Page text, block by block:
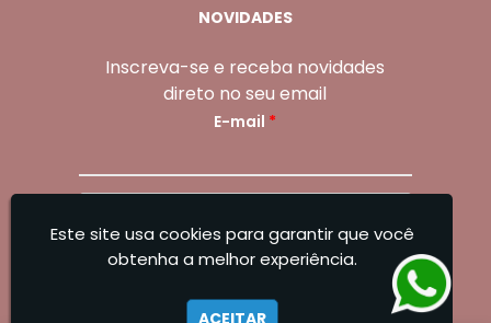
NOVIDADES
Inscreva-se e receba novidades
direto no seu email
E-mail *
Sangoleti Odontologia - Estética Dental e
Este site usa cookies para garantir que você
obtenha a melhor experiência.
ACEITAR